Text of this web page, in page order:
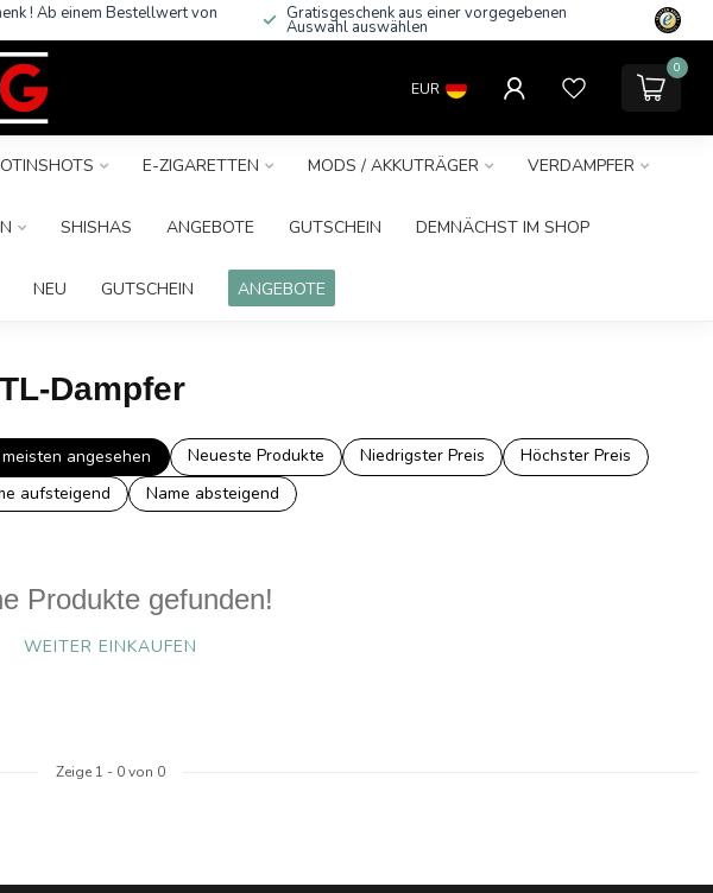
! Ab einem Bestellwert von Gratisgeschenk aus einer vorgegebenen
Auswahl auswählen
EUR
0
E-ZIGARETTEN MODS / AKKUTRÄGER VERDAMPFER
SHISHAS ANGEBOTE GUTSCHEIN DEMNÄCHST IM SHOP
NEU GUTSCHEIN ANGEBOTE
Dampfer
angesehen Neueste Produkte Niedrigster Preis
Höchster Preis
aufsteigend
Name absteigend
Produkte gefunden!
WEITER EINKAUFEN
Zeige 1 - 0von 0